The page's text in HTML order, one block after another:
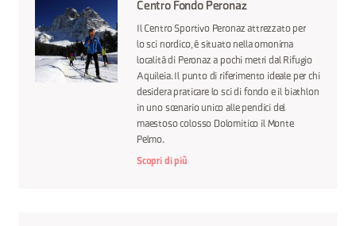
Centro Fondo Peronaz
Il Centro Sportivo Peronaz attrezzato per
lo sci nordico, è situato nella omonima
località di Peronaz a pochi metri dal Rifugio
Aquileia. Il punto di riferimento ideale per chi
desidera praticare lo sci di fondo e il biathlon
in uno scenario unico alle pendici del
maestoso colosso Dolomitico il Monte
Pelmo.
Scopri di più